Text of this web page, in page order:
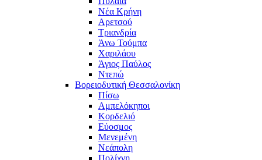
Νέα Κρήνη
Αρετσού
Τριανδρία
Άνω Τούμπα
Χαριλάου
Άγιος Παύλος
Ντεπώ
Βορειοδυτική Θεσσαλονίκη
Πίσω
Αμπελόκηποι
Κορδελιό
Εύοσμος
Μενεμένη
Νεάπολη
Πολίχνη